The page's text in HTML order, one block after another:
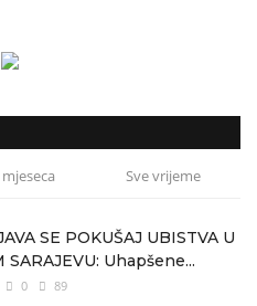
Sve vrijeme
SE POKUŠAJ UBISTVA U
SARAJEVU: Uhapšene...
0 89